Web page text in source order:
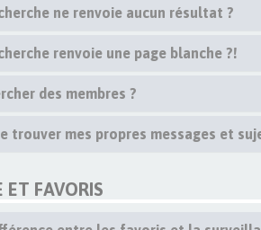
ne renvoie aucun résultat ?
renvoie une page blanche ?!
des membres ?
trouver mes propres messages et
ET FAVORIS